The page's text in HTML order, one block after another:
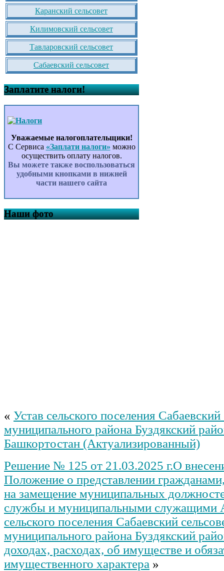
Каранский сельсовет
Килимовский сельсовет
Тавларовский сельсовет
Сабаевский сельсовет
Заплатите налоги!
Уважаемые налогоплательщики!
С Сервиса «Заплати налоги» можно
осуществить оплату налогов.
Вы можете также воспользоваться
удобными кнопками в нижней
части нашего сайта
Наши фото
« Устав сельского поселения Сабаевский
муниципального района Буздякский
Башкортостан (Актуализированный)
Решение № 125 от 21.03.2025 г.О
Положение о представлении
на замещение муниципальных
службы и муниципальными служащими
сельского поселения Сабаевский
муниципального района Буздякский
доходах, расходах, об имуществе и
имущественного характера »